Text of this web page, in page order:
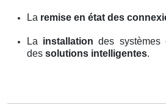
La remise en état des
La installation des systèmes
des solutions intelligentes.